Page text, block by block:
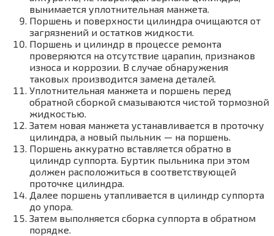
вынимается уплотнительная манжета.
Поршень и поверхности цилиндра очищаются от
загрязнений и остатков жидкости.
Поршень и цилиндр в процессе ремонта
проверяются на отсутствие царапин, признаков
износа и коррозии. В случае обнаружения
таковых производится замена деталей.
Уплотнительная манжета и поршень перед
обратной сборкой смазываются чистой тормозной
жидкостью.
Затем новая манжета устанавливается в проточку
цилиндра, а новый пыльник — на поршень.
Поршень аккуратно вставляется обратно в
цилиндр суппорта. Буртик пыльника при этом
должен расположиться в соответствующей
проточке цилиндра.
Далее поршень утапливается в цилиндр суппорта
до упора.
Затем выполняется сборка суппорта в обратном
порядке.